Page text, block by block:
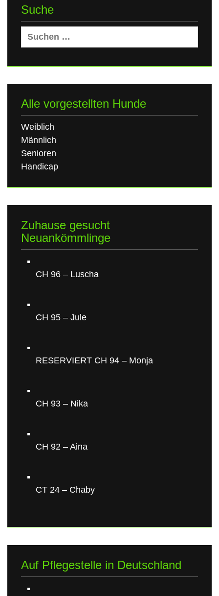
Suche
Suchen
nach:
Alle vorgestellten Hunde
Weiblich
Männlich
Senioren
Handicap
Zuhause gesucht
Neuankömmlinge
CH 96 – Luscha
CH 95 – Jule
RESERVIERT CH 94 – Monja
CH 93 – Nika
CH 92 – Aina
CT 24 – Chaby
Auf Pflegestelle in Deutschland